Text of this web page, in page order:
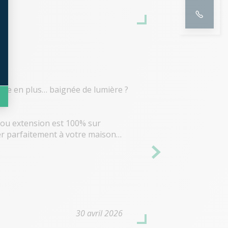
en plus… baignée de lumière ?
extension est 100% sur
parfaitement à votre maison…
d’euros offerts sur votre projet
30 avril 2026